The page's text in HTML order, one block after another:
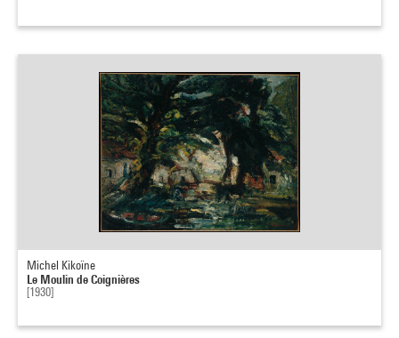
Michel Kikoïne
Le Moulin de Coignières
[1930]